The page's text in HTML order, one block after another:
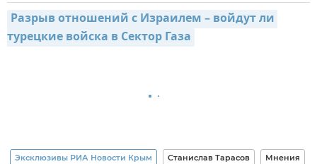
Разрыв отношений с Израилем – войдут ли
турецкие войска в Сектор Газа
Эксклюзивы РИА Новости Крым Станислав Тарасов Мнения